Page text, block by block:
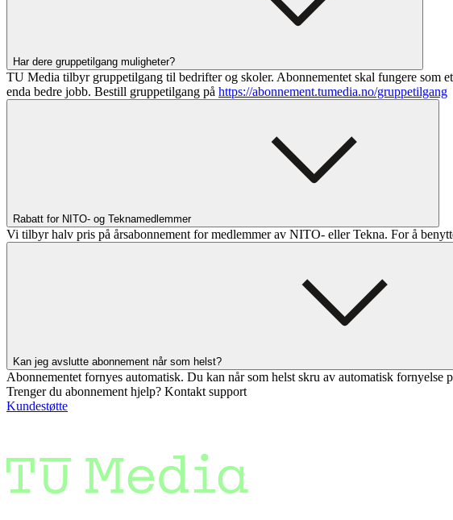
Har dere gruppetilgang muligheter?
TU Media tilbyr gruppetilgang til bedrifter og skoler. Abonnementet skal fungere som
enda bedre jobb. Bestill gruppetilgang på https://abonnement.tumedia.no/gruppetilgang
Rabatt for NITO- og Teknamedlemmer
Vi tilbyr halv pris på årsabonnement for medlemmer av NITO- eller Tekna. For å
Kan jeg avslutte abonnement når som helst?
Abonnementet fornyes automatisk. Du kan når som helst skru av automatisk fornyelse
Trenger du abonnement hjelp? Kontakt support
Kundestøtte